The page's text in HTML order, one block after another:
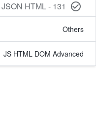
check_circle_outline
131 - JSON HTML
Others
JS HTML DOM Advanced